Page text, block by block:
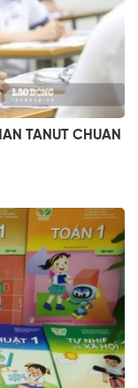
TANUT CHUAN